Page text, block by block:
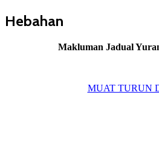
Hebahan
Makluman Jadual
MUAT TURUN